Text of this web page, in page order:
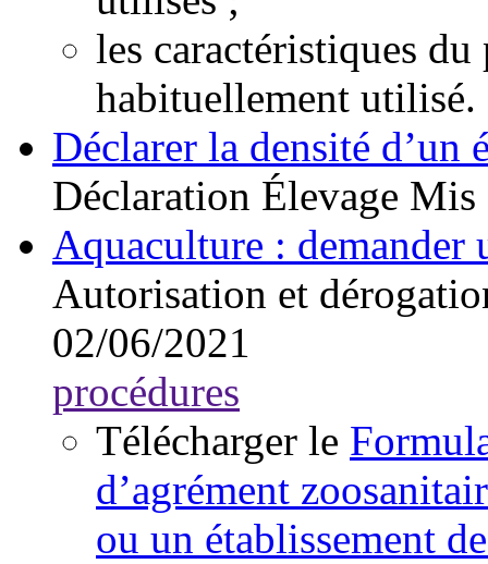
les caractéristiques
habituellement utilisé.
Déclarer la densité d’un
Déclaration Élevage Mis
Aquaculture : demander
Autorisation et
02/06/2021
procédures
Télécharger le
d’agrément
ou un établissement